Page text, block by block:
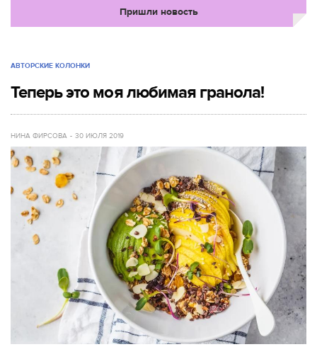
Пришли новость
АВТОРСКИЕ КОЛОНКИ
Теперь это моя любимая гранола!
НИНА ФИРСОВА 30 ИЮЛЯ 2019